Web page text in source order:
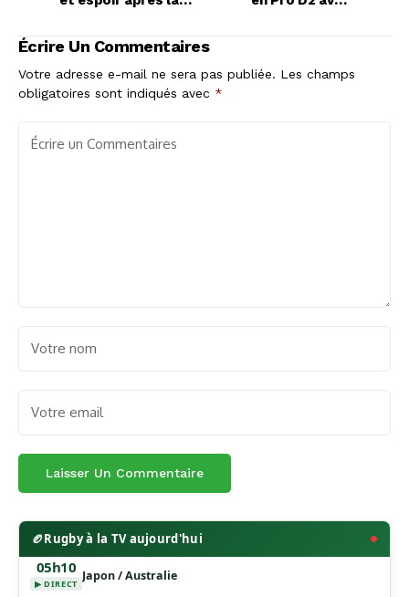
Écrire Un Commentaires
Votre adresse e-mail ne sera pas publiée. Les champs
obligatoires sont indiqués avec *
🏉Rugby à la TV aujourd'hui
05h10
▶ DIRECT
Japon / Australie